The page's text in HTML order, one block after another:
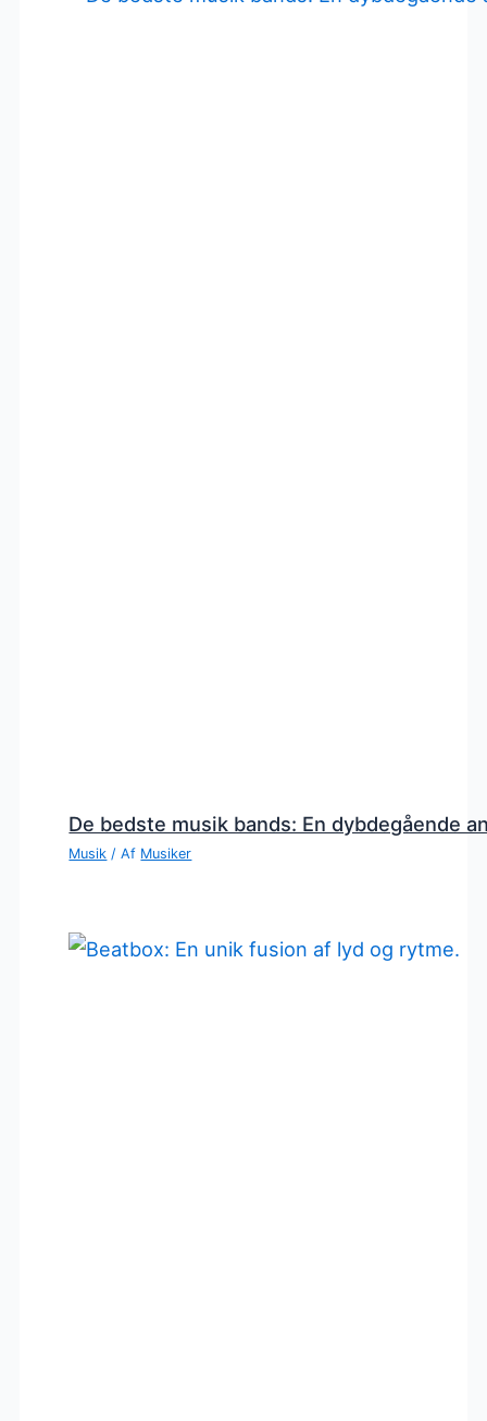
De bedste musik bands: En dybdegående
Musik / Af Musiker